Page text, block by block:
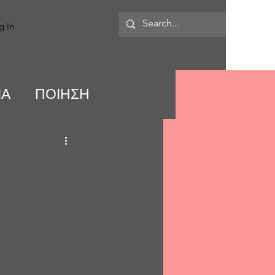
In
ΠΟΙΗΣΗ